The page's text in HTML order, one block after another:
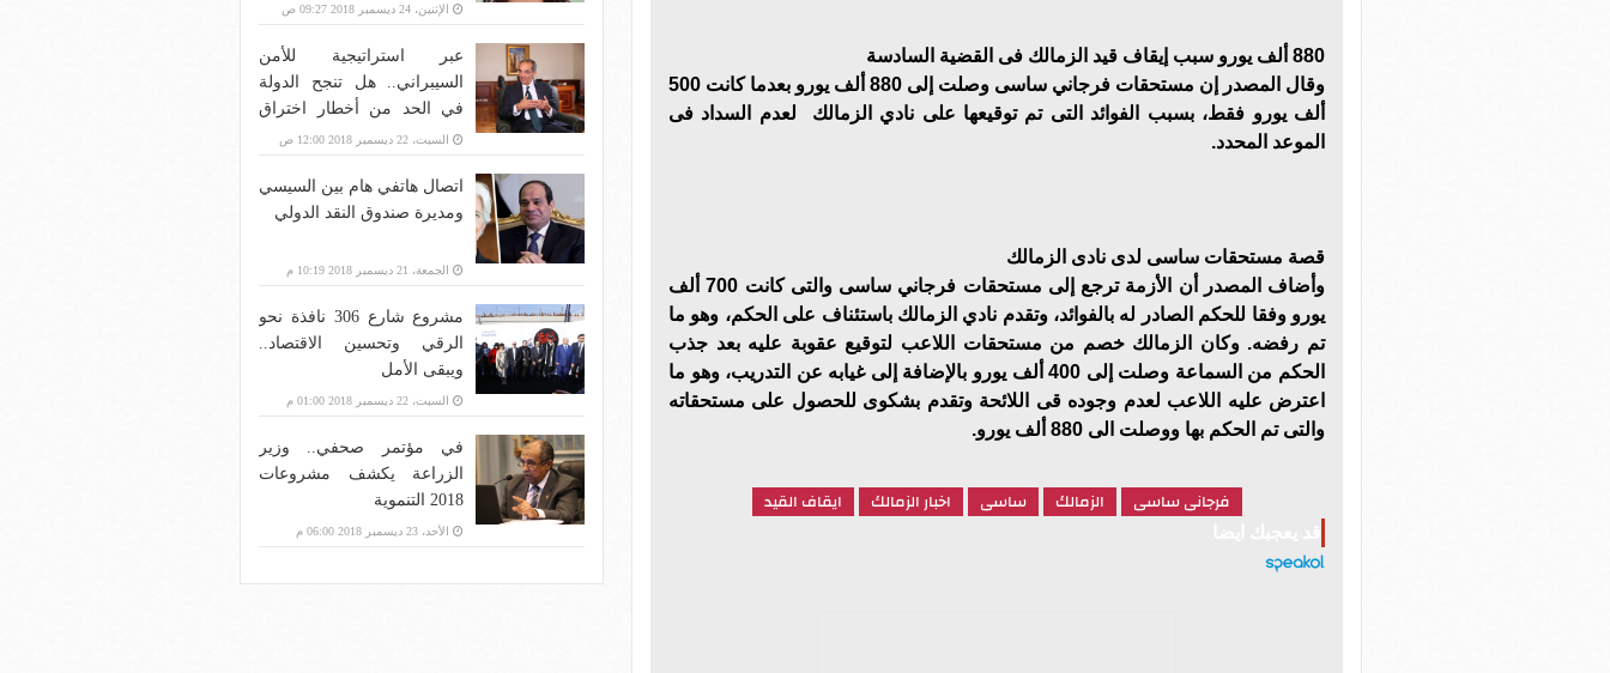
880 ألف يورو سبب إيقاف قيد الزمالك فى القضية السادسة
وقال المصدر إن مستحقات فرجاني ساسى وصلت إلى 880 ألف يورو بعدما كانت 500
ألف يورو فقط، بسبب الفوائد التى تم توقيعها على نادي الزمالك لعدم السداد فى
الموعد المحدد.
قصة مستحقات ساسى لدى نادى الزمالك
وأضاف المصدر أن الأزمة ترجع إلى مستحقات فرجاني ساسى والتى كانت 700 ألف
يورو وفقا للحكم الصادر له بالفوائد، وتقدم نادي الزمالك باستئناف على الحكم، وهو ما
تم رفضه. وكان الزمالك خصم من مستحقات اللاعب لتوقيع عقوبة عليه بعد جذب
الحكم من السماعة وصلت إلى 400 ألف يورو بالإضافة إلى غيابه عن التدريب، وهو ما
اعترض عليه اللاعب لعدم وجوده قى اللائحة وتقدم بشكوى للحصول على مستحقاته
والتى تم الحكم بها ووصلت الى 880 ألف يورو.
فرجانى ساسى الزمالك ساسى اخبار الزمالك ايقاف القيد
الإثنين، 24 ديسمبر 2018 09:27 ص
عبر استراتيجية للأمن
السيبراني.. هل تنجح الدولة
في الحد من أخطار اختراق
بنية الاتصالات؟
السبت، 22 ديسمبر 2018 12:00 ص
اتصال هاتفي هام بين السيسي
ومديرة صندوق النقد الدولي
الجمعة، 21 ديسمبر 2018 10:19 م
مشروع شارع 306 نافذة نحو
الرقي وتحسين الاقتصاد..
ويبقى الأمل
السبت، 22 ديسمبر 2018 01:00 م
في مؤتمر صحفي.. وزير
الزراعة يكشف مشروعات
2018 التنموية
الأحد، 23 ديسمبر 2018 06:00 م